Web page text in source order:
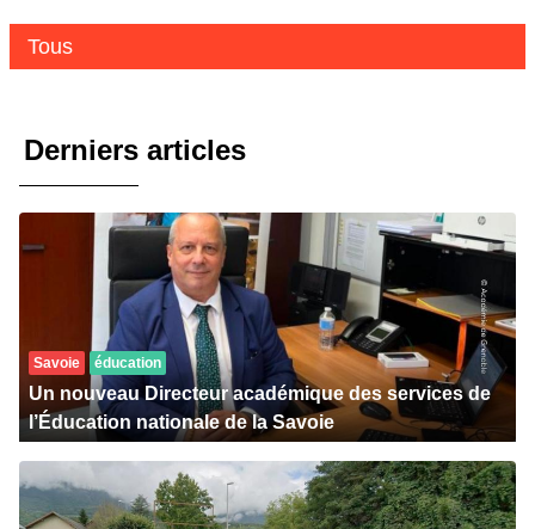
Tous
Derniers articles
Savoie éducation
Un nouveau Directeur académique des services de
l’Éducation nationale de la Savoie